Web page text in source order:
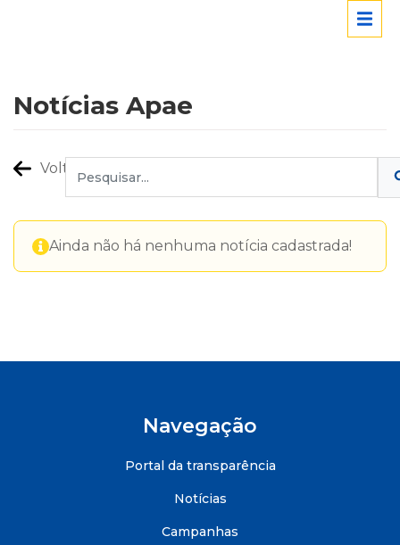
Notícias Apae
Voltar
Ainda não há nenhuma notícia cadastrada!
Navegação
Portal da transparência
Notícias
Campanhas